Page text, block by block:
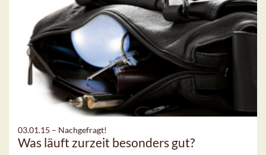
03.01.15 – Nachgefragt!
Was läuft zurzeit besonders gut?